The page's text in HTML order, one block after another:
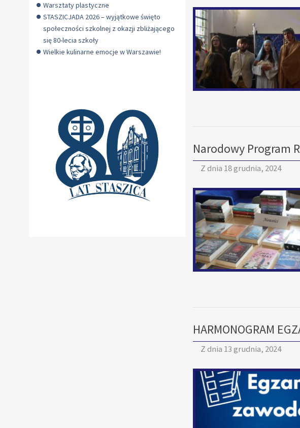
Narodowy Program
Z dnia 18 grudnia, 2024
HARMONOGRAM
Z dnia 13 grudnia, 2024
Warsztaty plastyczne
STASZICJADA 2026 – wyjątkowe święto
społeczności szkolnej z okazji zbliżającego
się 80-lecia szkoły
Wielkie kulinarne emocje w Warszawie!